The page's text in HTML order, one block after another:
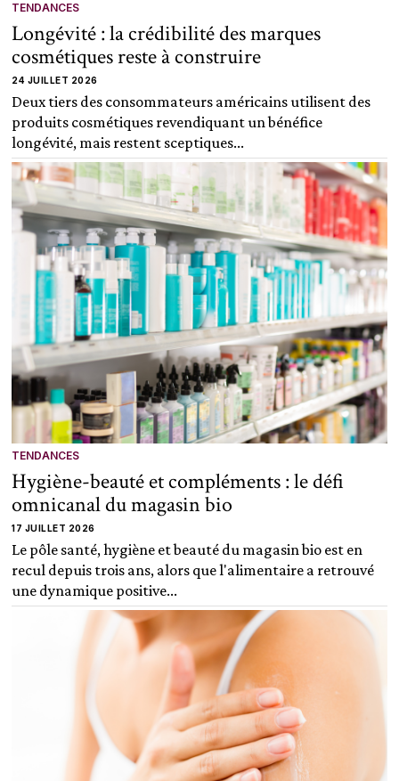
TENDANCES
Longévité : la crédibilité des marques
cosmétiques reste à construire
24 JUILLET 2026
Deux tiers des consommateurs américains utilisent des
produits cosmétiques revendiquant un bénéfice
longévité, mais restent sceptiques...
TENDANCES
Hygiène-beauté et compléments : le défi
omnicanal du magasin bio
17 JUILLET 2026
Le pôle santé, hygiène et beauté du magasin bio est en
recul depuis trois ans, alors que l'alimentaire a retrouvé
une dynamique positive...